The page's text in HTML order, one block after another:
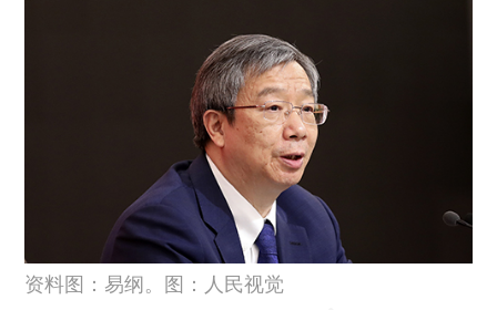
资料图：易纲。图：人民视觉